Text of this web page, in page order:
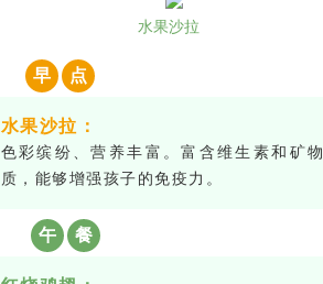
水果沙拉
早 点
水果沙拉：
色彩缤纷、营养丰富。富含维生素和矿物
质，能够增强孩子的免疫力。
午 餐